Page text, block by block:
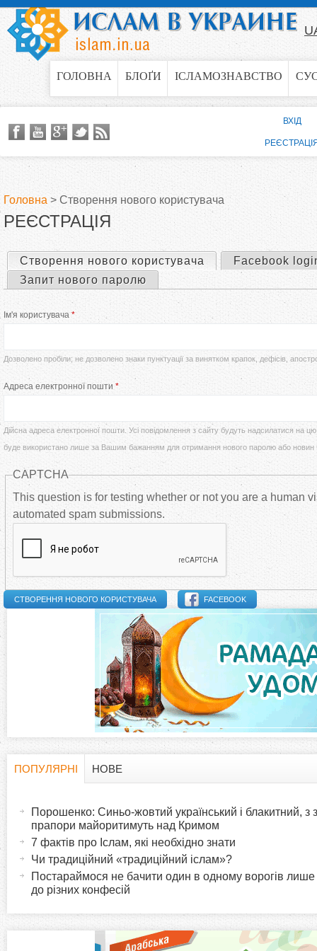
Jump to navigation
ГОЛОВНА БЛОҐИ ІСЛАМОЗНАВСТВО
В
є
у
т
Головна > Створення нового користувача
РЕЄСТРАЦІЯ
е
в
н
н
і
в
л
а
к
и
Створення нового користувача (активна вкладка)
Facebook
Запит нового паролю
Ім'я користувача *
Дозволено пробіли; не дозволено знаки пунктуації за винятком крапок, дефісів,
Адреса електронної пошти *
Дійсна адреса електронної пошти. Усі повідомлення з сайту будуть надсилатися на
буде використано лише за Вашим бажанням для отримання нового паролю або
CAPTCHA
This question is for testing whether or not you are a human
automated spam submissions.
FACEBOOK
ВХІД
ПОПУЛЯРНІ
в
НОВЕ
Порошенко: Синьо-жовтий український і блакитний, з
прапори майоритимуть над Кримом
7 фактів про Іслам, які необхідно знати
Чи традиційний «традиційний іслам»?
Постараймося не бачити один в одному ворогів лише
до різних конфесій